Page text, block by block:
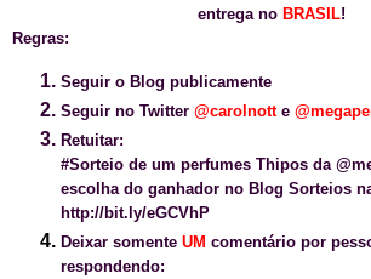
entrega no BRASIL!
Regras:
Seguir o Blog publicamente
Seguir no Twitter @carolnotte @
Retuitar:
#Sorteio de um perfumes Thipos da
escolha do ganhador no Blog Sorteios
http://bit.ly/eGCVhP
Deixar somente UM comentário por
respondendo: